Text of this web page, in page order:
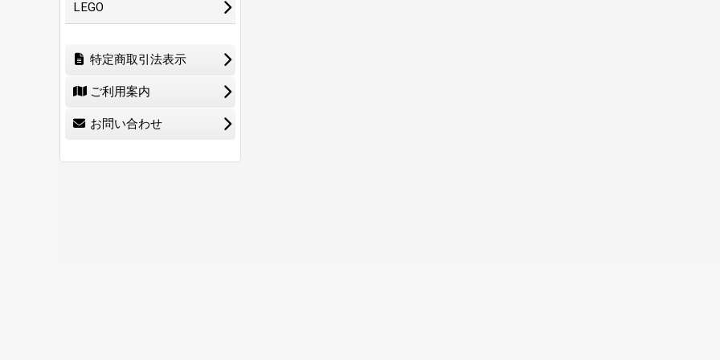
LEGO
特定商取引法表示
ご利用案内
お問い合わせ